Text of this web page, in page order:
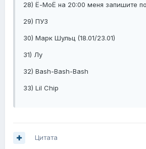
28) Ё-МоЁ на 20:00 меня запишите
29) ПУЗ
30) Марк Шульц (18.01/23.01)
31) Лу
32) Bash-Bash-Bash
33) Lil Chip
Цитата